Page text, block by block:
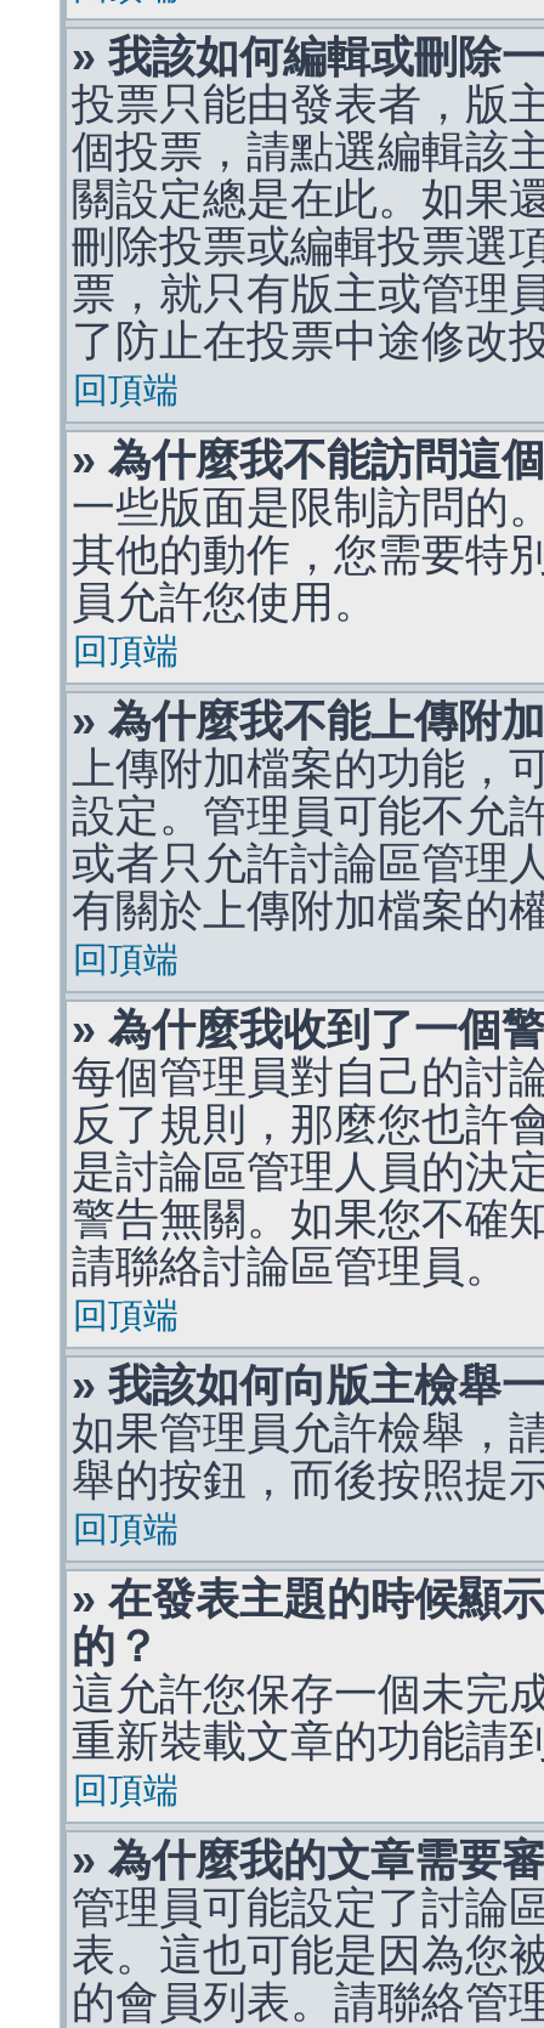
» 我該如何編輯或刪除
投票只能由發表者，版
個投票，請點選編輯該
關設定總是在此。如果
刪除投票或編輯投票選
票，就只有版主或管理
了防止在投票中途修改
回頂端
» 為什麼我不能訪問這
一些版面是限制訪問的
其他的動作，您需要特
員允許您使用。
回頂端
» 為什麼我不能上傳附
上傳附加檔案的功能，
設定。管理員可能不允
或者只允許討論區管理
有關於上傳附加檔案的
回頂端
» 為什麼我收到了一個
每個管理員對自己的討
反了規則，那麼您也許
是討論區管理人員的決
警告無關。如果您不確
請聯絡討論區管理員。
回頂端
» 我該如何向版主檢舉
如果管理員允許檢舉，
舉的按鈕，而後按照提
回頂端
» 在發表主題的時候顯
的？
這允許您保存一個未完
重新裝載文章的功能請
回頂端
» 為什麼我的文章需要
管理員可能設定了討論
表。這也可能是因為您
的會員列表。請聯絡管